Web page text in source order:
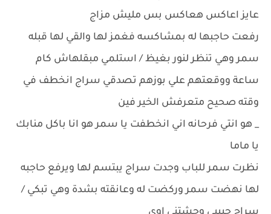
عايز اعاكس هعاكس بس مليش مزاج
رفعت حاجبها له بمشاكسه فغمز لها والقي لها قبله
سمر وهي تنظر لنور بغيظ / استلمي مبقلهاش كام
ساعة ووقعتهم علي بوزهم تصدقي سراج انخطف في
وقته صحيح متعرفش الخير فين
_ هو انتي فرحانه اني انخطفت يا سمر هو انا باكل منابك
يا ماما
نظرت سمر للباب وجدت سراج يبتسم لها ويرفع حاجبه
لها نهضت سمر وركضت له وعانقته بشدة وهي تبكي /